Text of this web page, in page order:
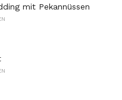
mit Pekannüssen